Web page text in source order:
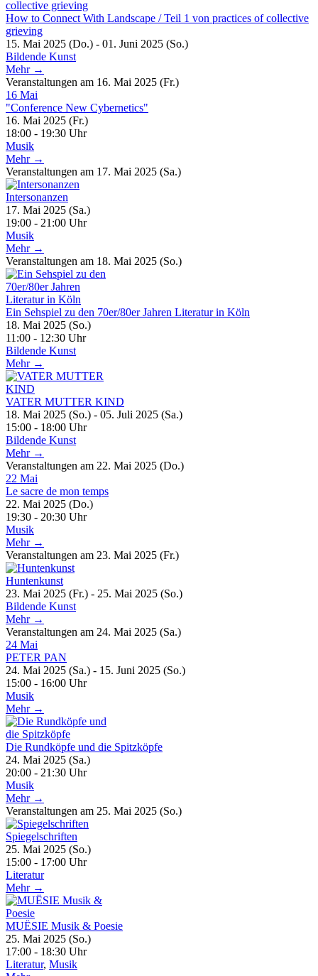
How to Connect With Landscape / Teil 1 von practices of collective
grieving
15. Mai 2025 (Do.) - 01. Juni 2025 (So.)
Bildende Kunst
Mehr →
Veranstaltungen am 16. Mai 2025 (Fr.)
16 Mai
"Conference New Cybernetics"
16. Mai 2025 (Fr.)
18:00 - 19:30 Uhr
Musik
Mehr →
Veranstaltungen am 17. Mai 2025 (Sa.)
Intersonanzen
17. Mai 2025 (Sa.)
19:00 - 21:00 Uhr
Musik
Mehr →
Veranstaltungen am 18. Mai 2025 (So.)
Ein Sehspiel zu den 70er/80er Jahren Literatur in Köln
18. Mai 2025 (So.)
11:00 - 12:30 Uhr
Bildende Kunst
Mehr →
VATER MUTTER KIND
18. Mai 2025 (So.) - 05. Juli 2025 (Sa.)
15:00 - 18:00 Uhr
Bildende Kunst
Mehr →
Veranstaltungen am 22. Mai 2025 (Do.)
22 Mai
Le sacre de mon temps
22. Mai 2025 (Do.)
19:30 - 20:30 Uhr
Musik
Mehr →
Veranstaltungen am 23. Mai 2025 (Fr.)
Huntenkunst
23. Mai 2025 (Fr.) - 25. Mai 2025 (So.)
Bildende Kunst
Mehr →
Veranstaltungen am 24. Mai 2025 (Sa.)
24 Mai
PETER PAN
24. Mai 2025 (Sa.) - 15. Juni 2025 (So.)
15:00 - 16:00 Uhr
Musik
Mehr →
Die Rundköpfe und die Spitzköpfe
24. Mai 2025 (Sa.)
20:00 - 21:30 Uhr
Musik
Mehr →
Veranstaltungen am 25. Mai 2025 (So.)
Spiegelschriften
25. Mai 2025 (So.)
15:00 - 17:00 Uhr
Literatur
Mehr →
MUËSIE Musik & Poesie
25. Mai 2025 (So.)
17:00 - 18:30 Uhr
Literatur, Musik